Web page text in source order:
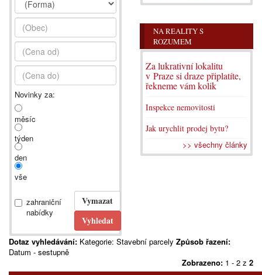
Novinky za:
měsíc
týden
den
vše
zahraniční
nabídky
NA REALITY S
ROZUMEM
Za lukrativní lokalitu
v Praze si draze připlatíte,
řekneme vám kolik
Inspekce nemovitosti
Jak urychlit prodej bytu?
>> všechny články
Dotaz vyhledávání: Kategorie: Stavební parcely Způsob řazení:
Datum - sestupně
Zobrazeno: 1 - 2 z 2